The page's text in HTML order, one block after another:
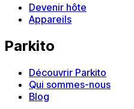
Devenir hôte
Appareils
Parkito
Découvrir Parkito
Qui sommes-nous
Blog